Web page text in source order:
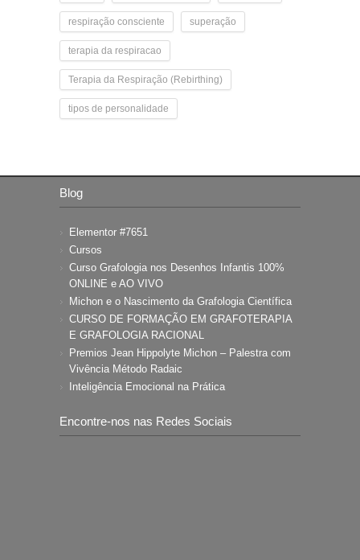
respiração consciente superação
terapia da respiracao
Terapia da Respiração (Rebirthing)
tipos de personalidade
Blog
Elementor #7651
Cursos
Curso Grafologia nos Desenhos Infantis 100%
ONLINE e AO VIVO
Michon e o Nascimento da Grafologia Científica
CURSO DE FORMAÇÃO EM GRAFOTERAPIA
E GRAFOLOGIA RACIONAL
Premios Jean Hippolyte Michon – Palestra com
Vivência Método Radaic
Inteligência Emocional na Prática
Encontre-nos nas Redes Sociais